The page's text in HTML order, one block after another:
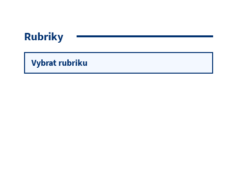
Rubriky
Rubriky